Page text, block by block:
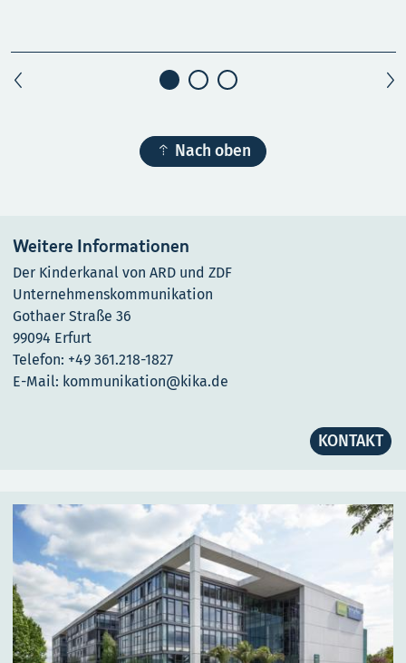
 Nach oben
Weitere Informationen
Der Kinderkanal von ARD und ZDF
Unternehmenskommunikation
Gothaer Straße 36
99094 Erfurt
Telefon: +49 361.218-1827
E-Mail: kommunikation@kika.de
KONTAKT